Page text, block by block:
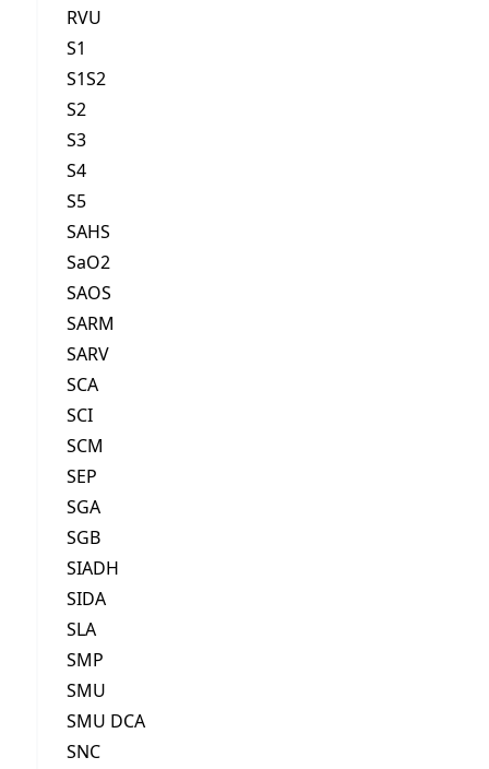
RVU
S1
S1S2
S2
S3
S4
S5
SAHS
SaO2
SAOS
SARM
SARV
SCA
SCI
SCM
SEP
SGA
SGB
SIADH
SIDA
SLA
SMP
SMU
SMU DCA
SNC